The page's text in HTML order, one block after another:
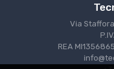
Via
REA